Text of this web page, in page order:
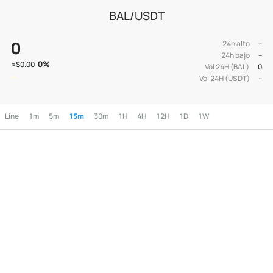
BAL/USDT
0
≈$0.00 0%
24h alto
--
24h bajo
--
Vol 24H (BAL)
0
Vol 24H (USDT)
--
Line 1m 5m 15m 30m 1H 4H 12H 1D 1W